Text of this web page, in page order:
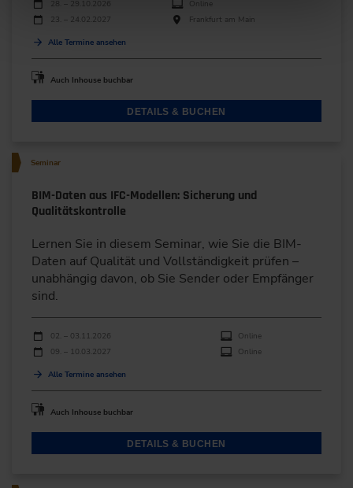
Veranstaltungsdatum Veranstaltungsort
28. – 29.10.2026
Online
23. – 24.02.2027
Frankfurt am Main
Alle Termine ansehen
Auch Inhouse buchbar
DETAILS & BUCHEN
Seminar
BIM-Daten aus IFC-Modellen: Sicherung und
Qualitätskontrolle
Lernen Sie in diesem Seminar, wie Sie die BIM-
Daten auf Qualität und Vollständigkeit prüfen –
unabhängig davon, ob Sie Sender oder Empfänger
sind.
Durchführungen
Veranstaltungsdatum
02. – 03.11.2026
Online
09. – 10.03.2027
Online
Alle Termine ansehen
Auch Inhouse buchbar
DETAILS & BUCHEN